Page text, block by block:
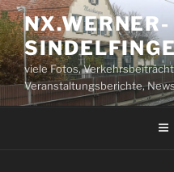
Zum
Inhalt
springen
NX.WERNER-
viele Fotos,
Veranstaltungsberichte,